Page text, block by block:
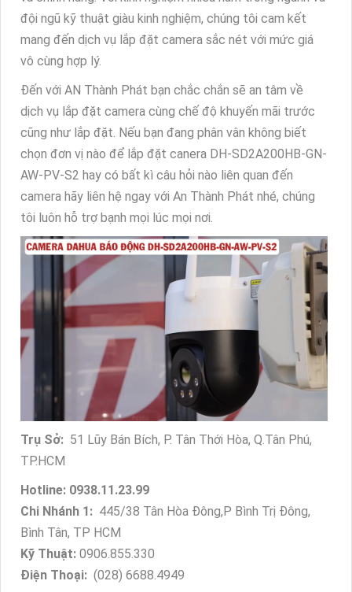
đội ngũ kỹ thuật giàu kinh nghiệm, chúng tôi cam kết
mang đến dịch vụ lắp đặt camera sắc nét với mức giá
vô cùng hợp lý.
Đến với AN Thành Phát bạn chắc chắn sẽ an tâm về
dịch vụ lắp đặt camera cùng chế độ khuyến mãi trước
cũng như lắp đặt. Nếu bạn đang phân vân không biết
chọn đơn vị nào để lắp đặt canera DH-SD2A200HB-GN-
AW-PV-S2 hay có bất kì câu hỏi nào liên quan đến
camera hãy liên hệ ngay với An Thành Phát nhé, chúng
tôi luôn hỗ trợ bạnh mọi lúc mọi nơi.
Trụ Sở: 51 Lũy Bán Bích, P. Tân Thới Hòa, Q.Tân Phú,
TP.HCM
Hotline: 0938.11.23.99
Chi Nhánh 1: 445/38 Tân Hòa Đông,P Bình Trị Đông,
Bình Tân, TP HCM
Kỹ Thuật: 0906.855.330
Điện Thoại: (028) 6688.4949